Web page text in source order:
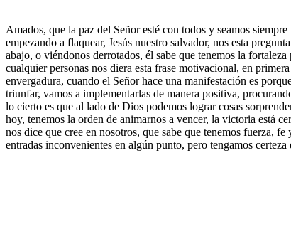
Amados, que la paz del Señor esté con todos y seamos
empezando a flaquear, Jesús nuestro salvador, nos esta
abajo, o viéndonos derrotados, él sabe que tenemos la
cualquier personas nos diera esta frase motivacional, en
envergadura, cuando el Señor hace una manifestación es
triunfar, vamos a implementarlas de manera positiva,
lo cierto es que al lado de Dios podemos lograr cosas
hoy, tenemos la orden de animarnos a vencer, la victoria está
nos dice que cree en nosotros, que sabe que tenemos fuerza,
entradas inconvenientes en algún punto, pero tengamos